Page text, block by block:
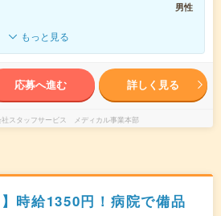
男性
もっと見る
応募へ進む 詳しく見る
社スタッフサービス メディカル事業本部
】時給1350円！病院で備品